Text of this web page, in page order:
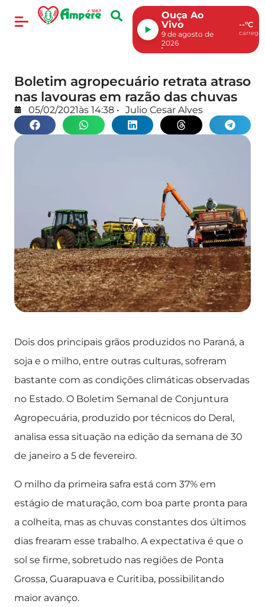
Ouça Ao
Vivo
9 de agosto de
2026
--°C
Boletim agropecuário retrata atraso
nas lavouras em razão das chuvas
05/02/2021às 14:38 • Julio Cesar Alves
Dois dos principais grãos produzidos no Paraná, a
soja e o milho, entre outras culturas, sofreram
bastante com as condições climáticas observadas
no Estado. O Boletim Semanal de Conjuntura
Agropecuária, produzido por técnicos do Deral,
analisa essa situação na edição da semana de 30
de janeiro a 5 de fevereiro.
O milho da primeira safra está com 37% em
estágio de maturação, com boa parte pronta para
a colheita, mas as chuvas constantes dos últimos
dias frearam esse trabalho. A expectativa é que o
sol se firme, sobretudo nas regiões de Ponta
Grossa, Guarapuava e Curitiba, possibilitando
maior avanço.